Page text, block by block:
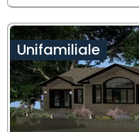
Unifamiliale